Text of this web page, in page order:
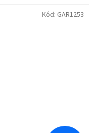
Kód: GAR1253